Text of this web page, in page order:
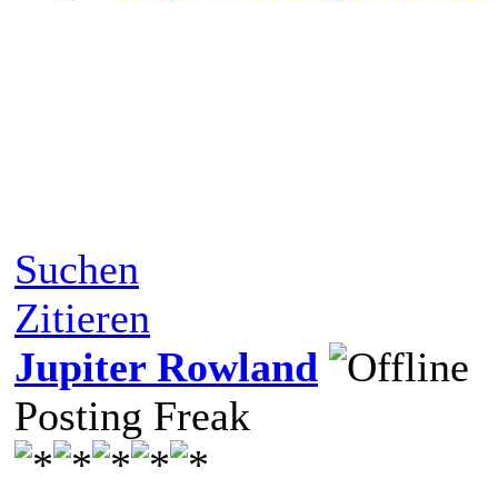
Suchen
Zitieren
Jupiter Rowland
Posting Freak